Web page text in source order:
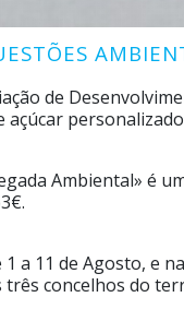
de
Ambiental» é
11 de Agosto, e
concelhos do